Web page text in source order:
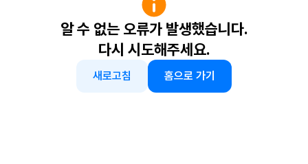
알 수 없는 오류가 발생했습니다.
다시 시도해주세요.
새로고침 홈으로 가기